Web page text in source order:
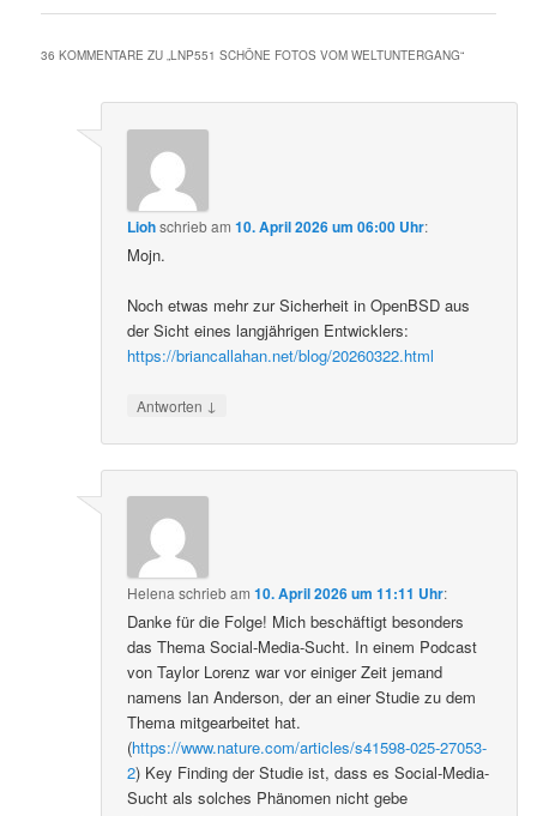
36 KOMMENTARE ZU „LNP551 SCHÖNE FOTOS VOM WELTUNTERGANG“
Liohschriebam10. April 2026 um 06:00 Uhr:
Mojn.
Noch etwas mehr zur Sicherheit in OpenBSD aus
der Sicht eines langjährigen Entwicklers:
https://briancallahan.net/blog/20260322.html
Antworten ↓
Helena schriebam10. April 2026 um 11:11 Uhr:
Danke für die Folge! Mich beschäftigt besonders
das Thema Social-Media-Sucht. In einem Podcast
von Taylor Lorenz war vor einiger Zeit jemand
namens Ian Anderson, der an einer Studie zu dem
Thema mitgearbeitet hat.
(https://www.nature.com/articles/s41598-025-27053-
2) Key Finding der Studie ist, dass es Social-Media-
Sucht als solches Phänomen nicht gebe